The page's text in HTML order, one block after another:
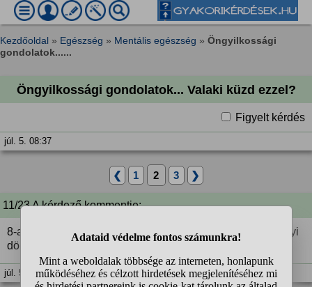
Kezdőoldal » Egészség » Mentális egészség » Öngyilkossági
gondolatok......
Öngyilkossági gondolatok... Valaki küzd ezzel?
Figyelt kérdés
júl. 5. 08:37
❮ 1 2 3 ❯
11/23 A kérdező kommentje:
8-as, igen, jogos volt. Akkor is lent voltam és egy pillanatnyi
döntés és ez a következménye. 😢
júl. 5. 09:15